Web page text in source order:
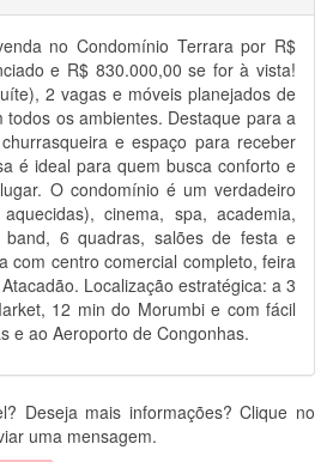
no Condomínio Terrara por R$
e R$ 830.000,00 se for à vista!
2 vagas e móveis planejados de
todos os ambientes. Destaque para a
e espaço para receber
é ideal para quem busca conforto e
O condomínio é um verdadeiro
cinema, spa, academia,
band, 6 quadras, salões de festa e
com centro comercial completo, feira
Localização estratégica: a 3
12 min do Morumbi e com fácil
e ao Aeroporto de Congonhas.
Deseja mais informações? Clique no
uma mensagem.